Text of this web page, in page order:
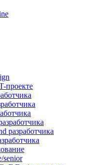
проекте
разработчика
senior